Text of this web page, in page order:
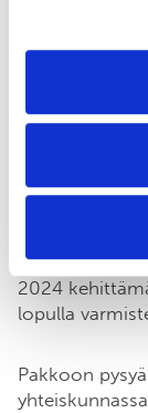
herättää
Itämeren
työ toisen
valmisteilla.
ja muun
tarpeesta.
2024
lopulla
Pakkoon